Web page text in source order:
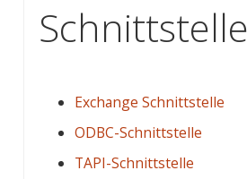
Exchange Schnittstelle
ODBC-Schnittstelle
TAPI-Schnittstelle